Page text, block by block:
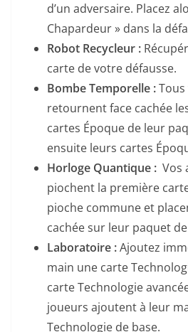
d’un adversaire. Placez
Chapardeur » dans la
Robot Recycleur :
carte de votre défausse.
Bombe Temporelle :
retournent face cachée
cartes Époque de leur
ensuite leurs cartes
Horloge Quantique : Vos
piochent la première
pioche commune et
cachée sur leur paquet
Laboratoire :Ajoutez
main une carte
carte Technologie
joueurs ajoutent à leur
Technologie de base.